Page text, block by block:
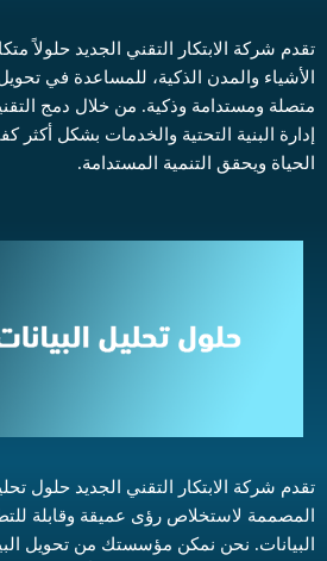
تقدم شركة الابتكار التقني الجديد حلولاً
الأشياء والمدن الذكية، للمساعدة في
متصلة ومستدامة وذكية. من خلال دمج
إدارة البنية التحتية والخدمات بشكل أكثر
الحياة ويحقق التنمية المستدامة.
تقدم شركة الابتكار التقني الجديد حلول
المصممة لاستخلاص رؤى عميقة وقابلة
البيانات. نحن نمكن مؤسستك من تحويل